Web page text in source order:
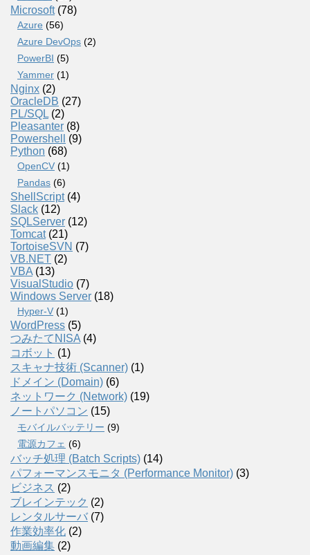
Microsoft(78)
Azure (56)
Azure DevOps (2)
PowerBI (5)
Yammer (1)
Nginx (2)
OracleDB (27)
PL/SQL (2)
Pleasanter (8)
Powershell
(9)
Python (68)
OpenCV (1)
Pandas (6)
ShellScript(4)
Slack (12)
SQLServer (12)
Tomcat(21)
TortoiseSVN (7)
VB.NET (2)
VBA (13)
VisualStudio (7)
Windows Server (18)
Hyper-V (1)
WordPress (5)
つみたてNISA (4)
コボット (1)
スキャナ技術 (Scanner) (1)
ドメイン (Domain) (6)
ネットワーク (Network) (19)
ノートパソコン (15)
モバイルバッテリー (9)
電源カフェ (6)
バッチ処理 (Batch Scripts) (14)
パフォーマンスモニタ (Performance Monitor) (3)
ビジネス (2)
ブレインテック (2)
レンタルサーバ (7)
作業効率化 (2)
動画編集 (2)